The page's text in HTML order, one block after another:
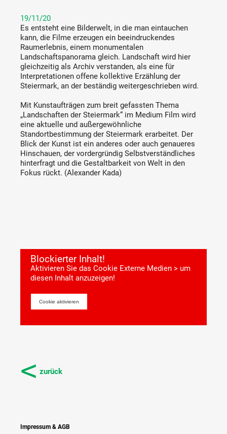
19/11/20
Es entsteht eine Bilderwelt, in die man eintauchen
kann, die Filme erzeugen ein beeindruckendes
Raumerlebnis, einem monumentalen
Landschaftspanorama gleich. Landschaft wird hier
gleichzeitig als Archiv verstanden, als eine für
Interpretationen offene kollektive Erzählung der
Steiermark, an der beständig weitergeschrieben wird.
Mit Kunstaufträgen zum breit gefassten Thema
„Landschaften der Steiermark“ im Medium Film wird
eine aktuelle und außergewöhnliche
Standortbestimmung der Steiermark erarbeitet. Der
Blick der Kunst ist ein anderes oder auch genaueres
Hinschauen, der vordergründig Selbstverständliches
hinterfragt und die Gestaltbarkeit von Welt in den
Fokus rückt. (Alexander Kada)
Blockierter Inhalt!
Aktivieren Sie das Cookie Externe Medien > um
diesen Inhalt anzuzeigen!
Cookie aktivieren
< zurück
Impressum & AGB